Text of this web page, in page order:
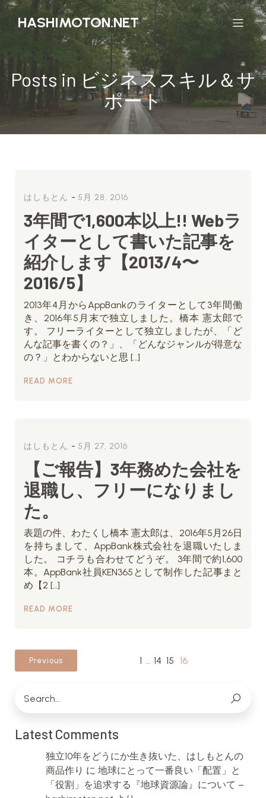
HASHIMOTON.NET
Posts in ビジネススキル＆サ
ポート
はしもとん - 5月 28, 2016
3年間で1,600本以上!! Webラ
イターとして書いた記事を
紹介します【2013/4〜
2016/5】
2013年4月からAppBankのライターとして3年間働
き、2016年5月末で独立しました。橋本 憲太郎で
す。 フリーライターとして独立しましたが、「ど
んな記事を書くの？」、「どんなジャンルが得意な
の？」とわからないと思 […]
READ MORE
はしもとん - 5月 27, 2016
【ご報告】3年務めた会社を
退職し、フリーになりまし
た。
表題の件、わたくし橋本 憲太郎は、2016年5月26日
を持ちまして、AppBank株式会社を退職いたしま
した。 コチラも合わせてどうぞ。 3年間で約1,600
本。AppBank社員KEN365として制作した記事まと
め【2 […]
READ MORE
Previous 1 14 15 16
Latest Comments
独立10年をどうにか生き抜いた、はしもとんの
商品作り に 地球にとって一番良い「配置」と
「役割」を追求する『地球資源論』について –